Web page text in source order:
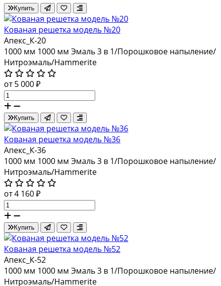
Купить
Кованая решетка модель №20
Апекс_К-20
1000 мм 1000 мм Эмаль 3 в 1/Порошковое напыление/
Нитроэмаль/Hammerite
от 5 000 ₽
Купить
Кованая решетка модель №36
Апекс_К-36
1000 мм 1000 мм Эмаль 3 в 1/Порошковое напыление/
Нитроэмаль/Hammerite
от 4 160 ₽
Купить
Кованая решетка модель №52
Апекс_К-52
1000 мм 1000 мм Эмаль 3 в 1/Порошковое напыление/
Нитроэмаль/Hammerite